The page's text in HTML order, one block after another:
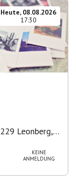
Heute, 08.08.2026
17:30
Leonberg,
KEINE
ANMELDUNG